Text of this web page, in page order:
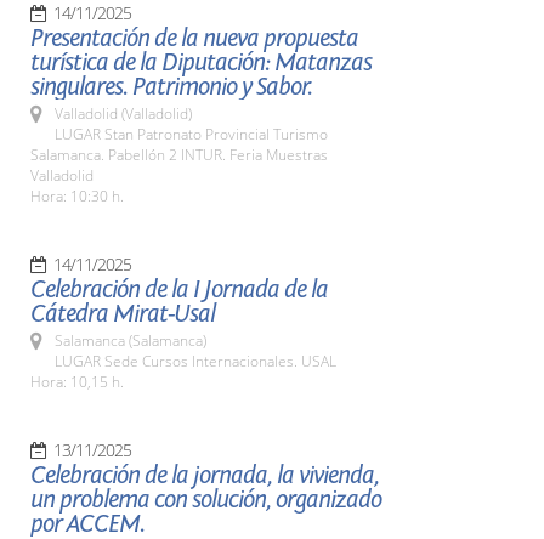
14/11/2025
Presentación de la nueva propuesta
turística de la Diputación: Matanzas
singulares. Patrimonio y Sabor.
Valladolid (Valladolid)
LUGAR Stan Patronato Provincial Turismo
Salamanca. Pabellón 2 INTUR. Feria Muestras
Valladolid
Hora: 10:30 h.
14/11/2025
Celebración de la I Jornada de la
Cátedra Mirat-Usal
Salamanca (Salamanca)
LUGAR Sede Cursos Internacionales. USAL
Hora: 10,15 h.
13/11/2025
Celebración de la jornada, la vivienda,
un problema con solución, organizado
por ACCEM.